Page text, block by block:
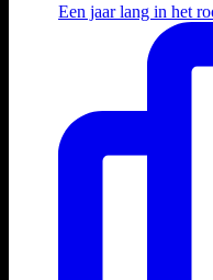
Een jaar lang in het